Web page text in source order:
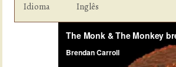
Idioma  	      Inglês